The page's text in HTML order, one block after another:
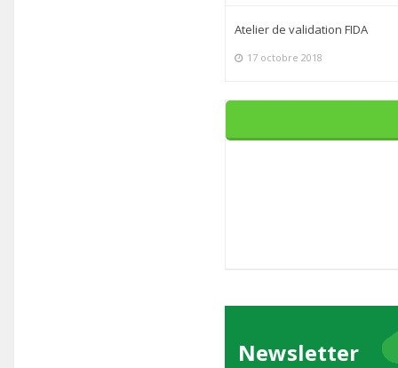
Atelier de validation FIDA
17 octobre 2018
Newsletter